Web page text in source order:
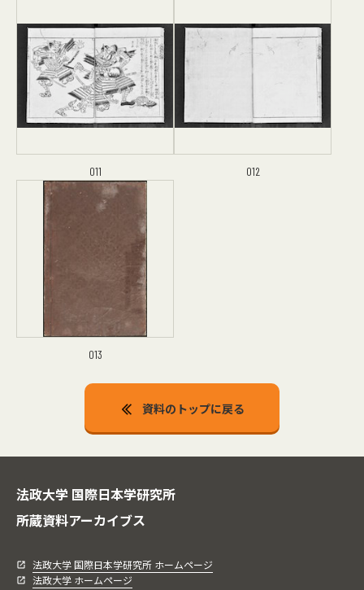
011 012
013
資料のトップに戻る
法政大学 国際日本学研究所
所蔵資料アーカイブス
法政大学 国際日本学研究所 ホームページ
法政大学 ホームページ